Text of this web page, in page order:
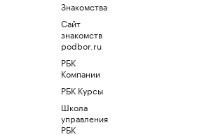
Знакомства
Сайт
знакомств
podbor.ru
РБК
Компании
РБК Курсы
Школа
управления
РБК